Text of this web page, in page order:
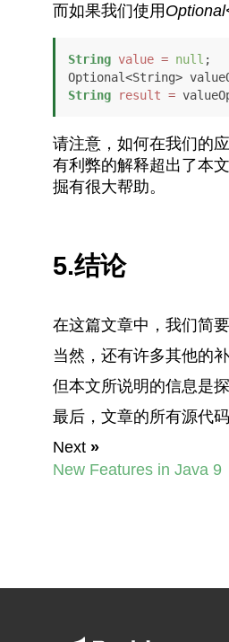
而如果我们使用
String value = null ;
String result =
请注意，如何在我们的
有利弊的解释超出了本
掘有很大帮助。
5.结论
在这篇文章中，我们简
当然，还有许多其他的
但本文所说明的信息是
最后，文章的所有源代
Next »
New Features in Java 9